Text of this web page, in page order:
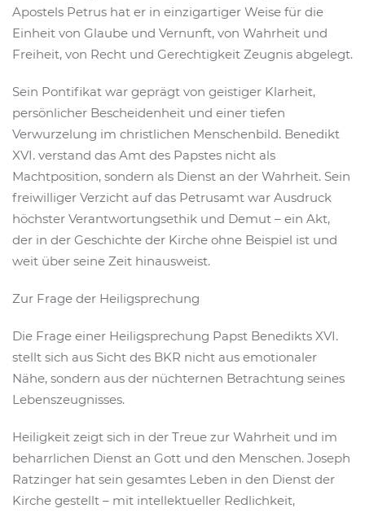
Apostels Petrus hat er in einzigartiger Weise für die
Einheit von Glaube und Vernunft, von Wahrheit und
Freiheit, von Recht und Gerechtigkeit Zeugnis abgelegt.
Sein Pontifikat war geprägt von geistiger Klarheit,
persönlicher Bescheidenheit und einer tiefen
Verwurzelung im christlichen Menschenbild. Benedikt
XVI. verstand das Amt des Papstes nicht als
Machtposition, sondern als Dienst an der Wahrheit. Sein
freiwilliger Verzicht auf das Petrusamt war Ausdruck
höchster Verantwortungsethik und Demut – ein Akt,
der in der Geschichte der Kirche ohne Beispiel ist und
weit über seine Zeit hinausweist.
Zur Frage der Heiligsprechung
Die Frage einer Heiligsprechung Papst Benedikts XVI.
stellt sich aus Sicht des BKR nicht aus emotionaler
Nähe, sondern aus der nüchternen Betrachtung seines
Lebenszeugnisses.
Heiligkeit zeigt sich in der Treue zur Wahrheit und im
beharrlichen Dienst an Gott und den Menschen. Joseph
Ratzinger hat sein gesamtes Leben in den Dienst der
Kirche gestellt – mit intellektueller Redlichkeit,